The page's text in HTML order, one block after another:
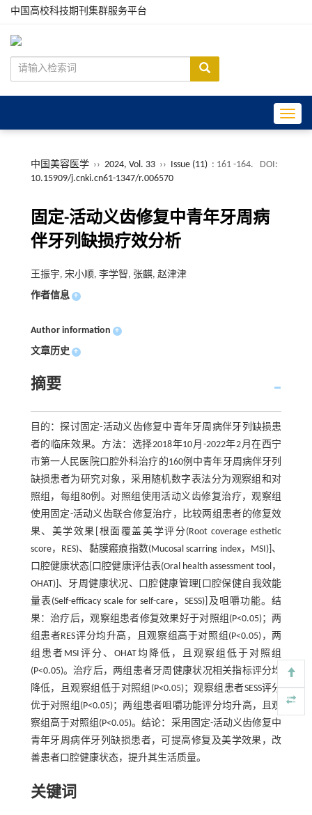
中国高校科技期刊集群服务平台
中国美容医学 ›› 2024, Vol. 33 ›› Issue (11) : 161 -164.
DOI:
10.15909/j.cnki.cn61-1347/r.006570
固定-活动义齿修复中青年牙周病
伴牙列缺损疗效分析
王振宇, 宋小顺, 李学智, 张麒, 赵津津
作者信息 +
Author information +
文章历史 +
摘要
目的：探讨固定-活动义齿修复中青年牙周病伴牙列缺损患
者的临床效果。方法：选择2018年10月-2022年2月在西宁
市第一人民医院口腔外科治疗的160例中青年牙周病伴牙列
缺损患者为研究对象，采用随机数字表法分为观察组和对
照组，每组80例。对照组使用活动义齿修复治疗，观察组
使用固定-活动义齿联合修复治疗，比较两组患者的修复效
果、美学效果[根面覆盖美学评分(Root coverage esthetic
score，RES)、黏膜瘢痕指数(Mucosal scarring index，MSI)]、
口腔健康状态[口腔健康评估表(Oral health assessment tool，
OHAT)]、牙周健康状况、口腔健康管理[口腔保健自我效能
量表(Self-efficacy scale for self-care，SESS)]及咀嚼功能。结
果：治疗后，观察组患者修复效果好于对照组(P<0.05)；两
组患者RES评分均升高，且观察组高于对照组(P<0.05)，两
组患者MSI评分、OHAT均降低，且观察组低于对照组
(P<0.05)。治疗后，两组患者牙周健康状况相关指标评分均
降低，且观察组低于对照组(P<0.05)；观察组患者SESS评分
优于对照组(P<0.05)；两组患者咀嚼功能评分均升高，且观
察组高于对照组(P<0.05)。结论：采用固定-活动义齿修复中
青年牙周病伴牙列缺损患者，可提高修复及美学效果，改
善患者口腔健康状态，提升其生活质量。
关键词